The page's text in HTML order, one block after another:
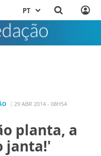
PT
29 ABR 2014 - 08H54
planta, a
janta!'